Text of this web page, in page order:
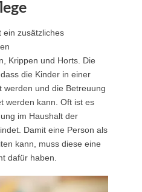
ein zusätzliches
Krippen und Horts. Die
die Kinder in einer
werden und die Betreuung
werden kann. Oft ist es
im Haushalt der
Damit eine Person als
kann, muss diese eine
dafür haben.